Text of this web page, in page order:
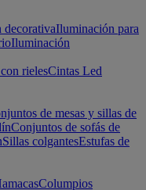
Iluminación para
Iluminación
rielesCintas Led
de mesas y sillas de
Conjuntos de sofás de
Sillas colgantesEstufas de
Columpios